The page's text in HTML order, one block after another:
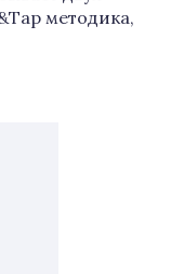
методика,